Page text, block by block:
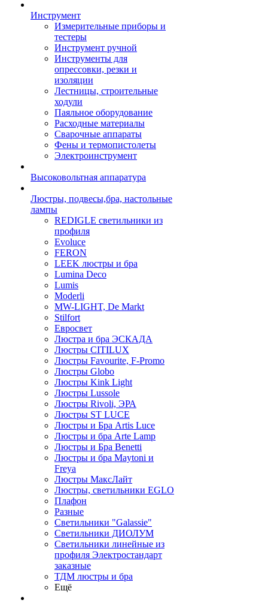
Инструмент
Измерительные приборы и
тестеры
Инструмент ручной
Инструменты для
опрессовки, резки и
изоляции
Лестницы, строительные
ходули
Паяльное оборудование
Расходные материалы
Сварочные аппараты
Фены и термопистолеты
Электроинструмент
Высоковольтная аппаратура
Люстры, подвесы,бра, настольные
лампы
REDIGLE светильники из
профиля
Evoluce
FERON
LEEK люстры и бра
Lumina Deco
Lumis
Moderli
MW-LIGHT, De Markt
Stilfort
Евросвет
Люстра и бра ЭСКАДА
Люстры CITILUX
Люстры Favourite, F-Promo
Люстры Globo
Люстры Kink Light
Люстры Lussole
Люстры Rivoli, ЭРА
Люстры ST LUCE
Люстры и Бра Artis Luce
Люстры и бра Arte Lamp
Люстры и Бра Benetti
Люстры и бра Maytoni и
Freya
Люстры МаксЛайт
Люстры, светильники EGLO
Плафон
Разные
Светильники "Galassie"
Светильники ДИОЛУМ
Светильники линейные из
профиля Электростандарт
заказные
ТДМ люстры и бра
Ещё